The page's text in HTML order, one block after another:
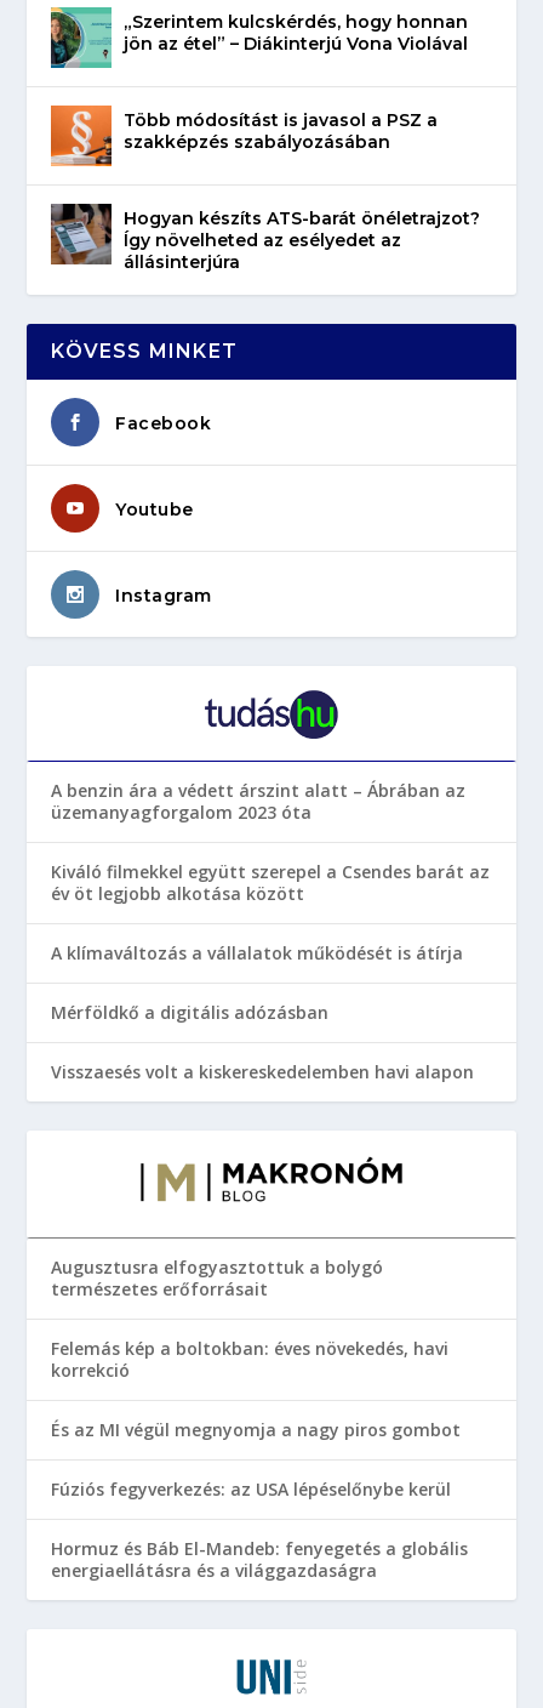
„Szerintem kulcskérdés, hogy honnan
jön az étel” – Diákinterjú Vona Violával
Több módosítást is javasol a PSZ a
szakképzés szabályozásában
Hogyan készíts ATS-barát önéletrajzot?
Így növelheted az esélyedet az
állásinterjúra
KÖVESS MINKET
Facebook
Youtube
Instagram
A benzin ára a védett árszint alatt – Ábrában az
üzemanyagforgalom 2023 óta
Kiváló filmekkel együtt szerepel a Csendes barát az
év öt legjobb alkotása között
A klímaváltozás a vállalatok működését is átírja
Mérföldkő a digitális adózásban
Visszaesés volt a kiskereskedelemben havi alapon
Augusztusra elfogyasztottuk a bolygó
természetes erőforrásait
Felemás kép a boltokban: éves növekedés, havi
korrekció
És az MI végül megnyomja a nagy piros gombot
Fúziós fegyverkezés: az USA lépéselőnybe kerül
Hormuz és Báb El-Mandeb: fenyegetés a globális
energiaellátásra és a világgazdaságra